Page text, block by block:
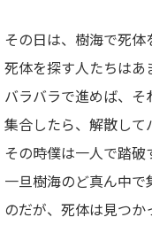
その日は、樹海で死体
死体を探す人たちはあ
バラバラで進めば、
集合したら、解散して
その時僕は一人で踏破
一旦樹海のど真ん中
のだが、死体は見つ